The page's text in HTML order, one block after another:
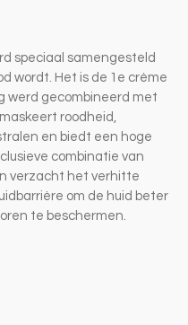
speciaal samengesteld
wordt. Het is de 1e crème
werd gecombineerd met
roodheid,
en biedt een hoge
combinatie van
verzacht het verhitte
om de huid beter
te beschermen.